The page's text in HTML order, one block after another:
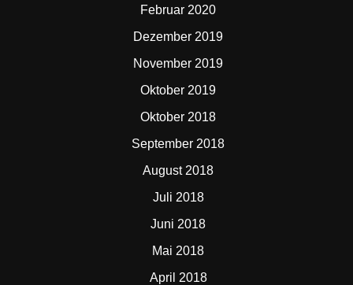
Februar 2020
Dezember 2019
November 2019
Oktober 2019
Oktober 2018
September 2018
August 2018
Juli 2018
Juni 2018
Mai 2018
April 2018